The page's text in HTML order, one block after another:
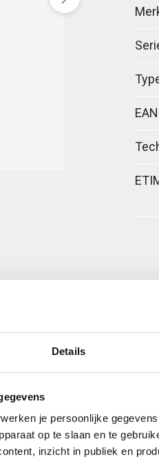
Details
je persoonlijke
op te slaan en te
inzicht in publiek en
verzinkt (Hot-dip)